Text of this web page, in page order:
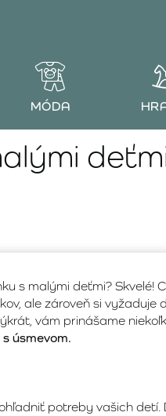
MÓDA
s malými deťmi? Skvelé!
ale zároveň si vyžaduje
vám prinášame
úsmevom.
potreby vašich